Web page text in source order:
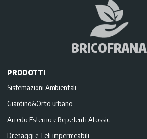
BRICOFRANA
PRODOTTI
Sistemazioni Ambientali
Giardino&Orto urbano
Arredo Esterno e Repellenti Atossici
Drenaggi e Teli impermeabili